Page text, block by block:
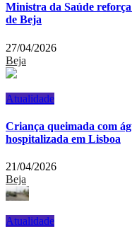
Ministra da Saúde
de Beja
27/04/2026
Beja
Atualidade
Criança queimada com
hospitalizada em Lisboa
21/04/2026
Beja
Atualidade